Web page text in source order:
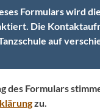
Formulars wird
Die
auf
des Formulars
zu.